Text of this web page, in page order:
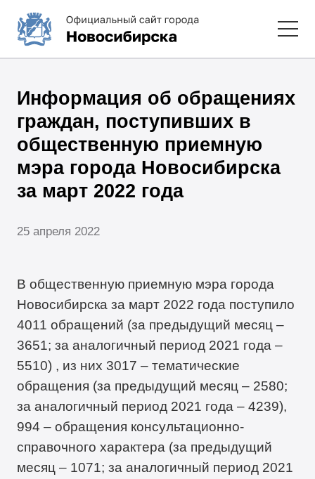
Информация об обращениях
граждан, поступивших в
общественную приемную
мэра города Новосибирска
за март 2022 года
25 апреля 2022
В общественную приемную мэра города
Новосибирска за март 2022 года поступило
4011 обращений (за предыдущий месяц –
3651; за аналогичный период 2021 года –
5510) , из них 3017 – тематические
обращения (за предыдущий месяц – 2580;
за аналогичный период 2021 года – 4239),
994 – обращения консультационно-
справочного характера (за предыдущий
месяц – 1071; за аналогичный период 2021